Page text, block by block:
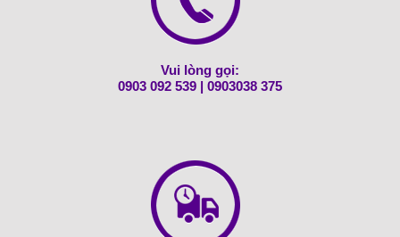
Vui lòng gọi:
0903 092 539 | 0903038 375